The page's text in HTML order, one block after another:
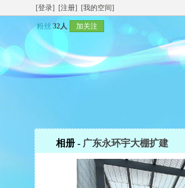
[登录] [注册] [我的空间]
粉丝32人 加关注
相册 - 广东永环宇大棚扩建